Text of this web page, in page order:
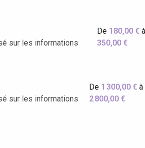
sur les informations
De 180,00 € à
350,00 €
sur les informations
De 1 300,00 €à
2 800,00 €